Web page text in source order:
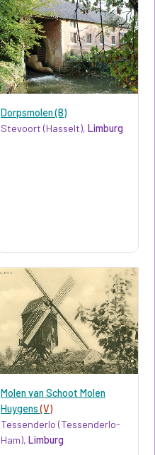
Dorpsmolen (B)
Stevoort (Hasselt),Limburg
Molen van Schoot Molen
Huygens(V)
Tessenderlo (Tessenderlo-
Ham),Limburg